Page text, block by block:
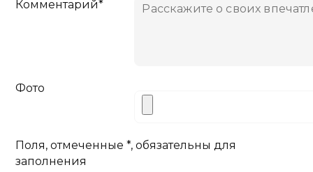
Комментарий*
Фото
Поля, отмеченные *, обязательны для
заполнения